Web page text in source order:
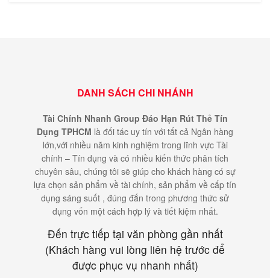
DANH SÁCH CHI NHÁNH
Tài Chính Nhanh Group Đáo Hạn Rút Thẻ Tín
Dụng TPHCM là đối tác uy tín với tất cả Ngân hàng
lớn,với nhiều năm kinh nghiệm trong lĩnh vực Tài
chính – Tín dụng và có nhiều kiến thức phân tích
chuyên sâu, chúng tôi sẽ giúp cho khách hàng có sự
lựa chọn sản phẩm về tài chính, sản phẩm về cấp tín
dụng sáng suốt , đúng đắn trong phương thức sử
dụng vốn một cách hợp lý và tiết kiệm nhất.
Đến trực tiếp tại văn phòng gần nhất
(Khách hàng vui lòng liên hệ trước để
được phục vụ nhanh nhất)